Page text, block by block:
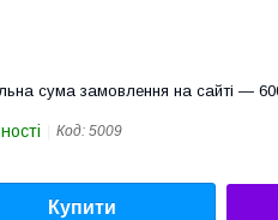
сума замовлення на сайті —
Код: 5009
Купити